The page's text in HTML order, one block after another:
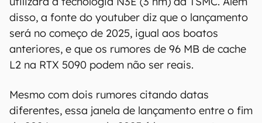
disso, a fonte do youtuber diz que o lançamento
será no começo de 2025, igual aos boatos
anteriores, e que os rumores de 96 MB de cache
L2 na RTX 5090 podem não ser reais.
Mesmo com dois rumores citando datas
diferentes, essa janela de lançamento entre o fim